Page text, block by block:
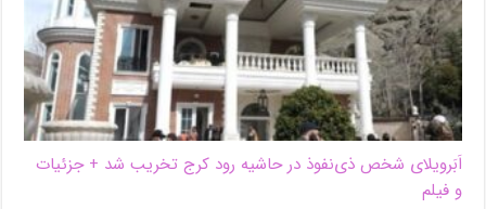
اَبَر‌ویلای شخص ذی‌نفوذ در حاشیه‌ رود کرج تخریب شد + جزئیات
و فیلم